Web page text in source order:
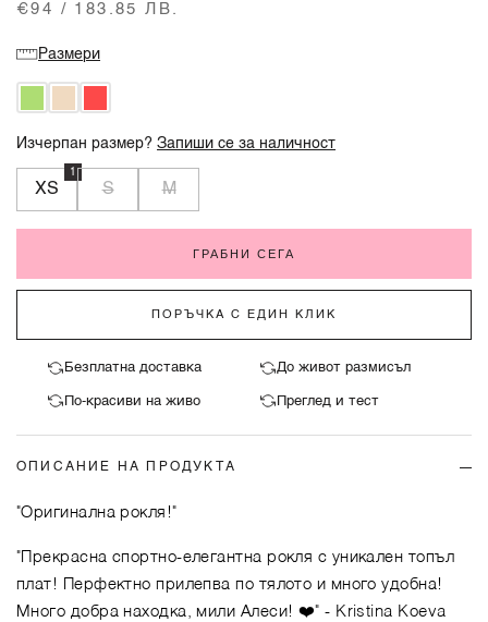
€94 / 183.85 ЛВ.
Размери
Изчерпан размер?Запиши се за наличност
XS
1
S M
ГРАБНИ СЕГА
ПОРЪЧКА С ЕДИН КЛИК
Безплатна доставка До живот размисъл
По-красиви на живо Преглед и тест
ОПИСАНИЕ НА ПРОДУКТА
"Оригинална рокля!"
"Прекрасна спортно-елегантна рокля с уникален топъл
плат! Перфектно прилепва по тялото и много удобна!
Много добра находка, мили Алеси! ❤️" - Kristina Koeva